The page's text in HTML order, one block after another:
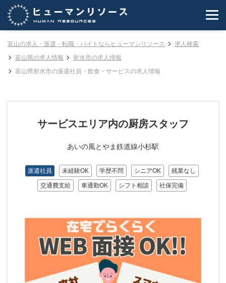
富山の求人・派遣・転職・バイトならヒューマンリソース
求人検索
富山県の求人情報
射水市の求人情報
富山県射水市の派遣社員・飲食・サービスの求人情報
サービスエリア内の厨房スタッフ
あいの風とやま鉄道線小杉駅
派遣社員 未経験OK 学歴不問 シニアOK 残業なし
交通費支給 車通勤OK シフト相談 社保完備